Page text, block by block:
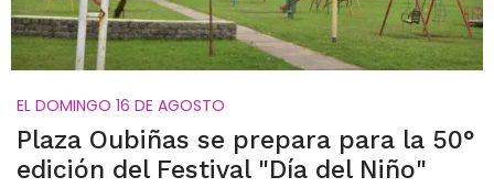
EL DOMINGO 16 DE AGOSTO
Plaza Oubiñas se prepara para la 50°
edición del Festival "Día del Niño"